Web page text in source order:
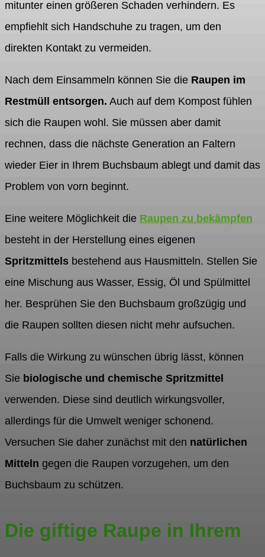
mitunter einen größeren Schaden verhindern. Es
empfiehlt sich Handschuhe zu tragen, um den
direkten Kontakt zu vermeiden.
Nach dem Einsammeln können Sie die Raupen im
Restmüll entsorgen. Auch auf dem Kompost fühlen
sich die Raupen wohl. Sie müssen aber damit
rechnen, dass die nächste Generation an Faltern
wieder Eier in Ihrem Buchsbaum ablegt und damit das
Problem von vorn beginnt.
Eine weitere Möglichkeit die Raupen zu bekämpfen
besteht in der Herstellung eines eigenen
Spritzmittels bestehend aus Hausmitteln. Stellen Sie
eine Mischung aus Wasser, Essig, Öl und Spülmittel
her. Besprühen Sie den Buchsbaum großzügig und
die Raupen sollten diesen nicht mehr aufsuchen.
Falls die Wirkung zu wünschen übrig lässt, können
Sie biologische und chemische Spritzmittel
verwenden. Diese sind deutlich wirkungsvoller,
allerdings für die Umwelt weniger schonend.
Versuchen Sie daher zunächst mit den natürlichen
Mitteln gegen die Raupen vorzugehen, um den
Buchsbaum zu schützen.
Die giftige Raupe in Ihrem